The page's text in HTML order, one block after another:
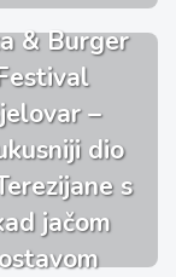
& Burger
–
dio
s
jačom